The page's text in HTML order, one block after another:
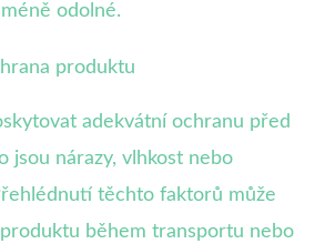
odolné.
produktu
adekvátní ochranu před
jsou nárazy, vlhkost nebo
těchto faktorů může
během transportu nebo